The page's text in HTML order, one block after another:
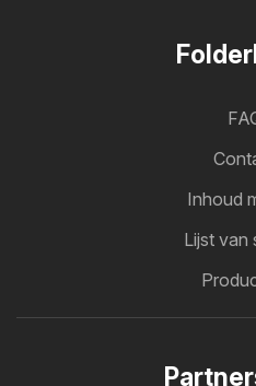
Inhoud
Lijst van